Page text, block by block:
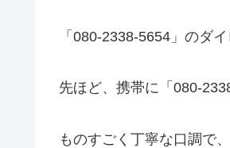
「080-2338-5654」のダ
先ほど、携帯に「080-
ものすごく丁寧な口調で